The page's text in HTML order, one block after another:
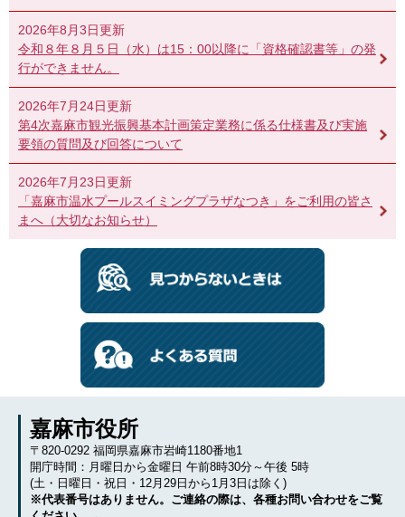
2026年8月3日更新
令和８年８月５日（水）は15：00以降に「資格確認書等」の発
行ができません。
2026年7月24日更新
第4次嘉麻市観光振興基本計画策定業務に係る仕様書及び実施
要領の質問及び回答について
2026年7月23日更新
「嘉麻市温水プールスイミングプラザなつき」をご利用の皆さ
まへ（大切なお知らせ）
嘉麻市役所
〒820-0292 福岡県嘉麻市岩崎1180番地1
開庁時間：月曜日から金曜日 午前8時30分～午後 5時
(土・日曜日・祝日・12月29日から1月3日は除く)
※代表番号はありません。ご連絡の際は、各種お問い合わせをご覧